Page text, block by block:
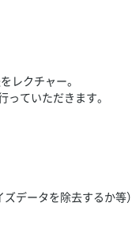
レクチャー。
ていただきます。
データを除去するか等）